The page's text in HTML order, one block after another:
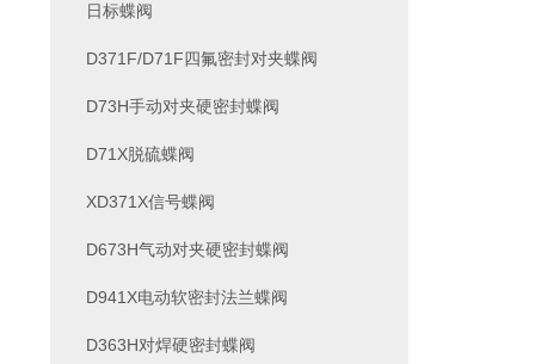
日标蝶阀
D371F/D71F四氟密封对夹蝶阀
D73H手动对夹硬密封蝶阀
D71X脱硫蝶阀
XD371X信号蝶阀
D673H气动对夹硬密封蝶阀
D941X电动软密封法兰蝶阀
D363H对焊硬密封蝶阀